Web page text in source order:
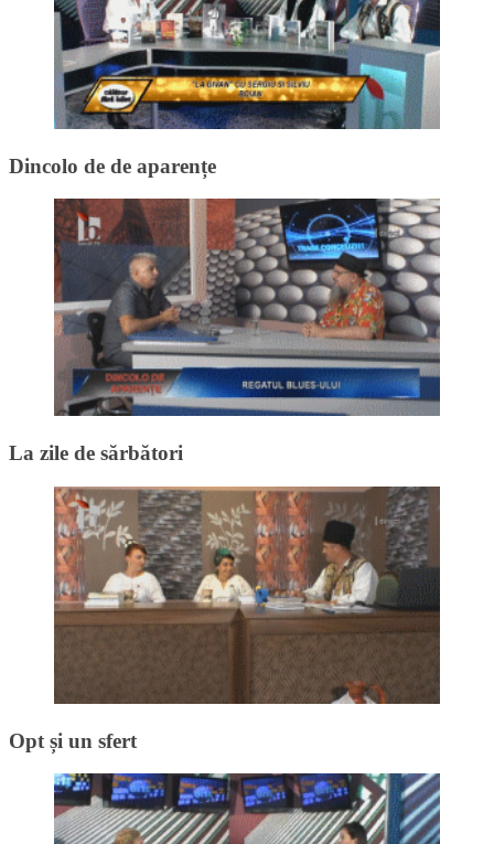
Dincolo de de aparențe
La zile de sărbători
Opt și un sfert